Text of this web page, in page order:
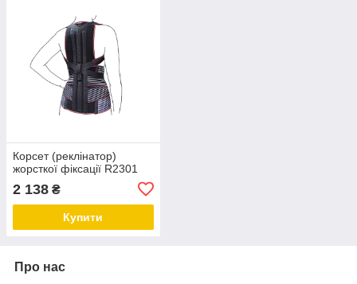
Корсет (реклінатор)
жорсткої фіксації R2301
2 138 ₴
Купити
Про нас